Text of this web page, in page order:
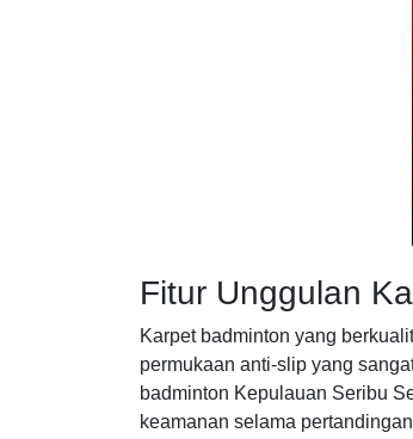
Fitur Unggulan
Karpet badminton yang
permukaan anti-slip yang
badminton Kepulauan Seribu
keamanan selama